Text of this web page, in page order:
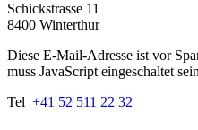
Schickstrasse 11
8400 Winterthur
Diese E-Mail-Adresse ist vor
muss JavaScript eingeschaltet
Tel +41 52 511 22 32